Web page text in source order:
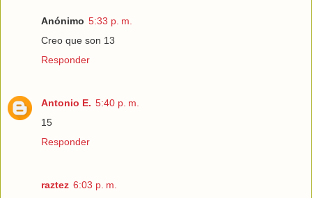
Anónimo 5:33 p. m.
Creo que son 13
Responder
Antonio E. 5:40 p. m.
15
Responder
raztez 6:03 p. m.